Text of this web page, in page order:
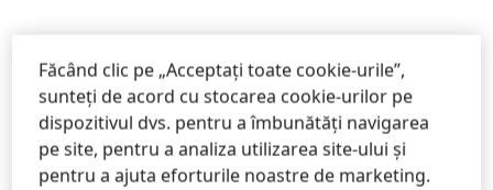
Făcând clic pe „Acceptați toate cookie-urile”,
sunteți de acord cu stocarea cookie-urilor pe
dispozitivul dvs. pentru a îmbunătăți navigarea
pe site, pentru a analiza utilizarea site-ului și
pentru a ajuta eforturile noastre de marketing.